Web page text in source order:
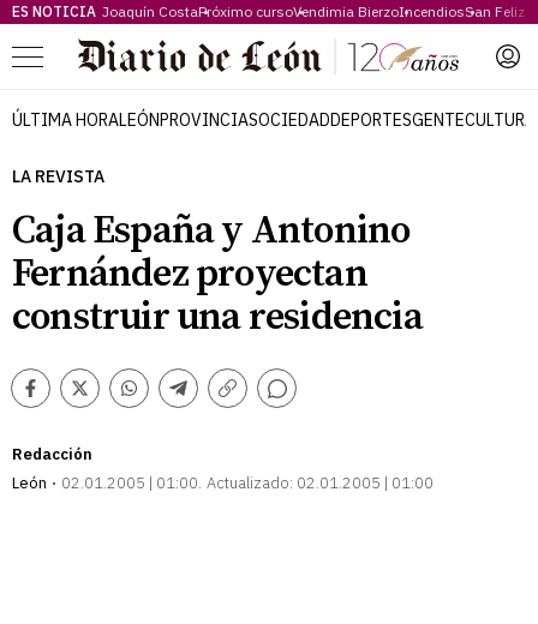
ES NOTICIA Joaquín CostaPróximo cursoVendimia BierzoIncendiosSan Feliz
Menú
ÚLTIMA HORALEÓNPROVINCIASOCIEDADDEPORTESGENTECULTURA
LA REVISTA
Caja España y Antonino
Fernández proyectan
construir una residencia
Facebook
TwitterWhatsappTelegram
Copiar
Comentarios
Redacción
León
02.01.2005 | 01:00 Actualizado: 02.01.2005 | 01:00